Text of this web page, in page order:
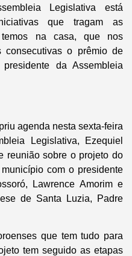
Legislativa está
que tragam as
temos na casa, que nos
consecutivas o prêmio de
da Assembleia
agenda nesta sexta-feira
Legislativa, Ezequiel
reunião sobre o projeto do
com o presidente
Lawrence Amorim e
de Santa Luzia, Padre
que tem tudo para
tem seguido as etapas